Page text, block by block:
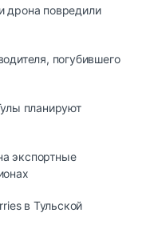
дрона повредили
погубившего
планируют
экспортные
в Тульской